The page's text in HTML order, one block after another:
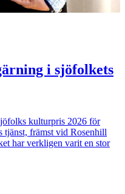
i sjöfolkets
kulturpris 2026 för
tjänst, främst vid Rosenhill
har verkligen varit en stor